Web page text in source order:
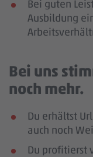
Bei guten
Ausbildung
Bei uns
noch mehr.
Du erhältst
auch noch
Du profitierst